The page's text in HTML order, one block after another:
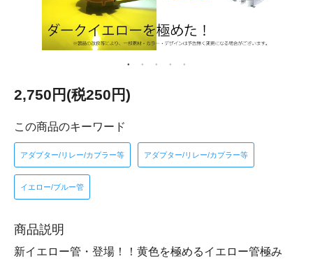
2,750円(税250円)
この商品のキーワード
アダプター/リレー/カプラー等 アダプター/リレー/カプラー等
イエロー/ブルー管
商品説明
新イエロー管・登場！！黄色を極めるイエロー管極み